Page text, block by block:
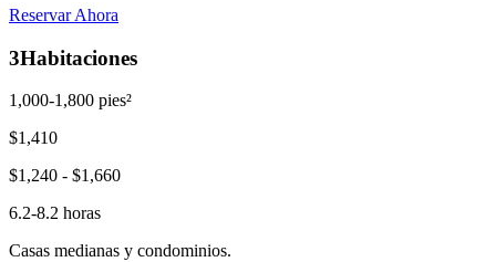
Reservar Ahora
3Habitaciones
1,000-1,800 pies²
$1,410
$1,240 - $1,660
6.2-8.2 horas
Casas medianas y condominios.